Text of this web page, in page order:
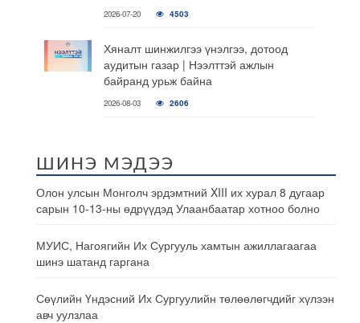
2026-07-20 4503
Хяналт шинжилгээ үнэлгээ, дотоод
аудитын газар | Нээлттэй ажлын
байранд урьж байна
2026-08-03 2606
ШИНЭ МЭДЭЭ
Олон улсын Монголч эрдэмтний XIII их хурал 8 дугаар
сарын 10-13-ны өдрүүдэд Улаанбаатар хотноо болно
МУИС, Нагоягийн Их Сургууль хамтын ажиллагаагаа
шинэ шатанд гаргана
Сөүлийн Үндэсний Их Сургуулийн төлөөлөгчдийг хүлээн
авч уулзлаа